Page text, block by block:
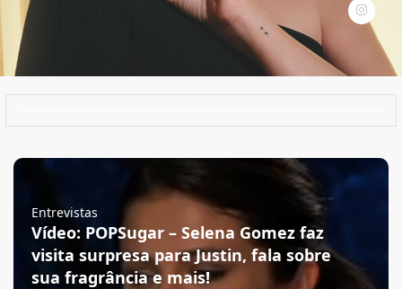
Entrevistas
Vídeo: POPSugar – Selena Gomez faz
visita surpresa para Justin, fala sobre
sua fragrância e mais!